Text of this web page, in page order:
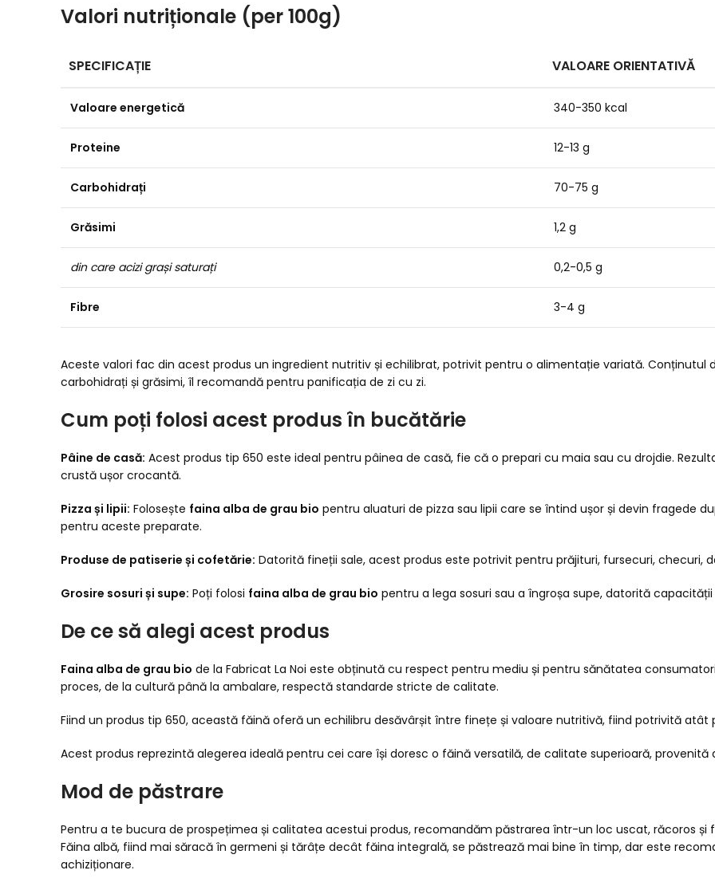
Valori nutriționale (per 100g)
SPECIFICAȚIE VALOARE ORIENTATIVĂ
Valoare energetică 340-350 kcal
Proteine 12-13 g
Carbohidrați 70-75 g
Grăsimi 1,2 g
din care acizi grași saturați 0,2-0,5 g
Fibre 3-4 g
Aceste valori fac din acest produs un ingredient nutritiv și echilibrat, potrivit pentru o alimentație variată.
carbohidrați și grăsimi, îl recomandă pentru panificația de zi cu zi.
Cum poți folosi acest produs în bucătărie
Pâine de casă: Acest produs tip 650 este ideal pentru pâinea de casă, fie că o prepari cu maia sau cu drojdie.
crustă ușor crocantă.
Pizza și lipii: Folosește faina alba de grau bio pentru aluaturi de pizza sau lipii care se întind ușor și devin fragede
pentru aceste preparate.
Produse de patiserie și cofetărie: Datorită fineții sale, acest produs este potrivit pentru prăjituri, fursecuri, checuri,
Grosire sosuri și supe: Poți folosi faina alba de grau bio pentru a lega sosuri sau a îngroșa supe, datorită
De ce să alegi acest produs
Faina alba de grau bio de la Fabricat La Noi este obținută cu respect pentru mediu și pentru sănătatea
proces, de la cultură până la ambalare, respectă standarde stricte de calitate.
Fiind un produs tip 650, această făină oferă un echilibru desăvârșit între finețe și valoare nutritivă, fiind potrivită
Acest produs reprezintă alegerea ideală pentru cei care își doresc o făină versatilă, de calitate superioară, provenită
Mod de păstrare
Pentru a te bucura de prospețimea și calitatea acestui produs, recomandăm păstrarea într-un loc uscat, răcoros
Făina albă, fiind mai săracă în germeni și tărâțe decât făina integrală, se păstrează mai bine în timp, dar este
achiziționare.